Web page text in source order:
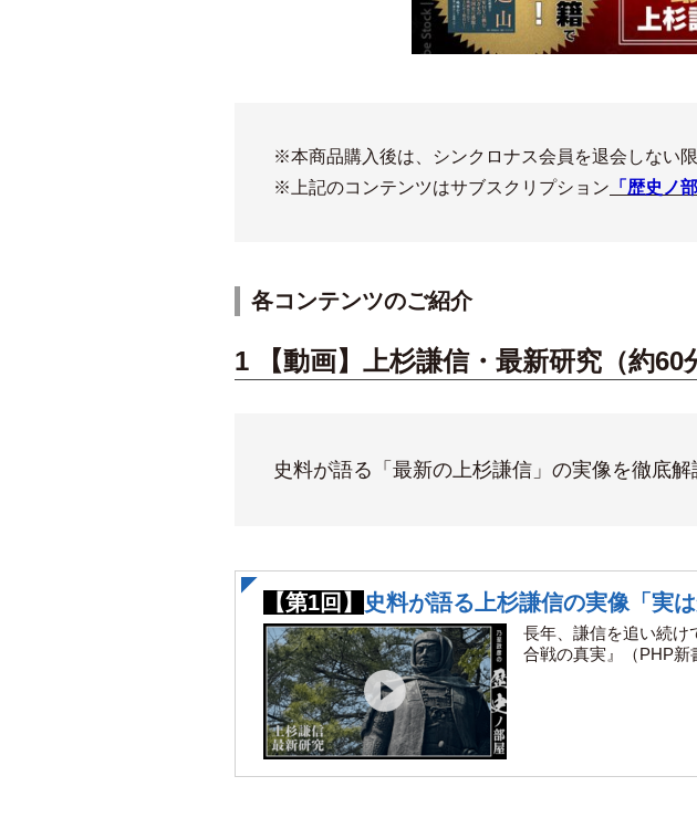
※本商品購入後は、シンクロナス会員を退会しない
※上記のコンテンツはサブスクリプション 「歴史ノ
各コンテンツのご紹介
1 【動画】上杉謙信・最新研究（約60
史料が語る「最新の上杉謙信」の実像を徹底解
【第1回】 史料が語る上杉謙信の実像「実
長年、謙信を追い続け
合戦の真実』（PHP新